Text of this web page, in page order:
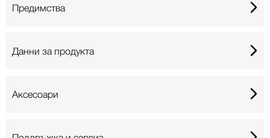
Предимства
Данни за продукта
Аксесоари